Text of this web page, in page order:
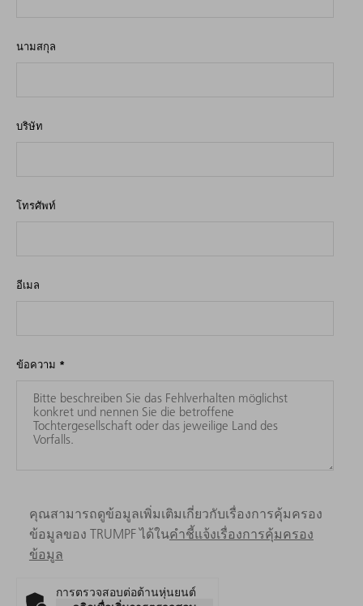
นามสกุล
บริษัท
โทรศัพท์
อีเมล
ข้อความ *
คุณสามารถดูข้อมูลเพิ่มเติมเกี่ยวกับเรื่องการคุ้มครอง
ข้อมูลของ TRUMPF ได้ในคำชี้แจ้งเรื่องการคุ้มครอง
ข้อมูล
การตรวจสอบต่อต้านหุ่นยนต์